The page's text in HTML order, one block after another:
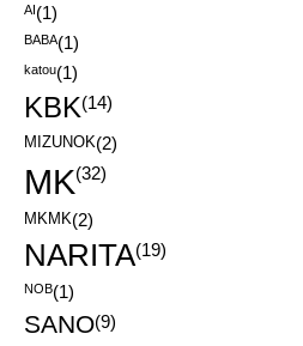
AI(1)
BABA(1)
katou(1)
KBK(14)
MIZUNOK(2)
MK(32)
MKMK(2)
NARITA(19)
NOB(1)
SANO(9)